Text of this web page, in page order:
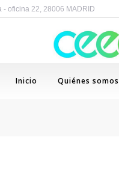
- oficina 22, 28006 MADRID
Inicio Quiénes somos